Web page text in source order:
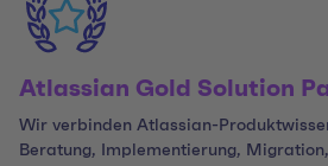
Atlassian Gold Solution
Wir verbinden Atlassian-
Beratung, Implementierung,